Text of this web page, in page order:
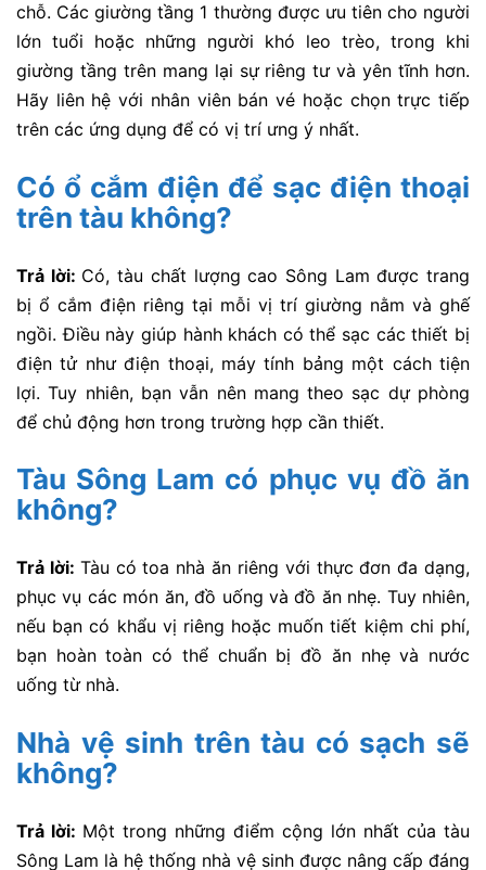
chỗ. Các giường tầng 1 thường được ưu tiên cho người
lớn tuổi hoặc những người khó leo trèo, trong khi
giường tầng trên mang lại sự riêng tư và yên tĩnh hơn.
Hãy liên hệ với nhân viên bán vé hoặc chọn trực tiếp
trên các ứng dụng để có vị trí ưng ý nhất.
Có ổ cắm điện để sạc điện thoại
trên tàu không?
Trả lời: Có, tàu chất lượng cao Sông Lam được trang
bị ổ cắm điện riêng tại mỗi vị trí giường nằm và ghế
ngồi. Điều này giúp hành khách có thể sạc các thiết bị
điện tử như điện thoại, máy tính bảng một cách tiện
lợi. Tuy nhiên, bạn vẫn nên mang theo sạc dự phòng
để chủ động hơn trong trường hợp cần thiết.
Tàu Sông Lam có phục vụ đồ ăn
không?
Trả lời: Tàu có toa nhà ăn riêng với thực đơn đa dạng,
phục vụ các món ăn, đồ uống và đồ ăn nhẹ. Tuy nhiên,
nếu bạn có khẩu vị riêng hoặc muốn tiết kiệm chi phí,
bạn hoàn toàn có thể chuẩn bị đồ ăn nhẹ và nước
uống từ nhà.
Nhà vệ sinh trên tàu có sạch sẽ
không?
Trả lời: Một trong những điểm cộng lớn nhất của tàu
Sông Lam là hệ thống nhà vệ sinh được nâng cấp đáng